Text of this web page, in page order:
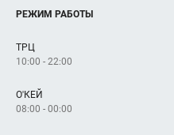
Услуги
Рекламодателям
Как добраться
РЕЖИМ РАБОТЫ
ТРЦ
10:00 - 22:00
О'КЕЙ
08:00 - 00:00